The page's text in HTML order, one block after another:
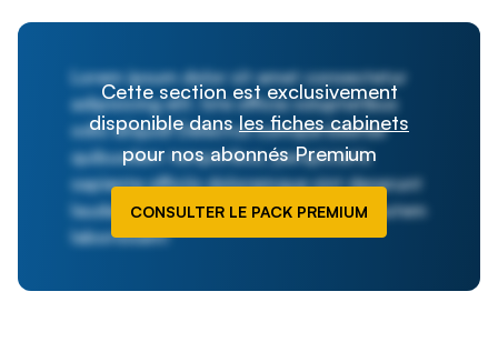
Lorem ipsum dolor sit amet consectetur
adipisicing elit. Iste officia voluptatibus
odio aliquid! Delectus cumque beatae
quibusdam temporibus, perspiciatis
sapiente officiis doloremque sint deserunt
laudantium nesciunt quis? Ducimus, autem
laboriosam!
Cette section est exclusivement
disponible dansles fiches cabinets
pour nos abonnés Premium
CONSULTER LE PACK PREMIUM